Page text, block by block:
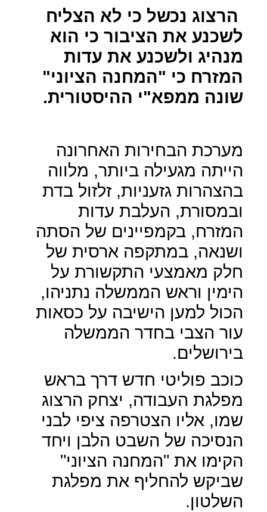
הרצוג נכשל כי לא הצליח
לשכנע את הציבור כי הוא
מנהיג ולשכנע את עדות
המזרח כי "המחנה הציוני"
שונה ממפא"י ההיסטורית.
מערכת הבחירות האחרונה
הייתה מגעילה ביותר, מלווה
בהצהרות גזעניות, זלזול בדת
ובמסורת, העלבת עדות
המזרח, בקמפיינים של הסתה
ושנאה, במתקפה ארסית של
חלק מאמצעי התקשורת על
הימין וראש הממשלה נתניהו,
הכול למען הישיבה על כסאות
עור הצבי בחדר הממשלה
בירושלים.
כוכב פוליטי חדש דרך בראש
מפלגת העבודה, יצחק הרצוג
שמו, אליו הצטרפה ציפי לבני
הנסיכה של השבט הלבן ויחד
הקימו את "המחנה הציוני"
שביקש להחליף את מפלגת
השלטון.